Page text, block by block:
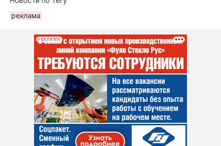
рeкламa
РЕКЛАМА